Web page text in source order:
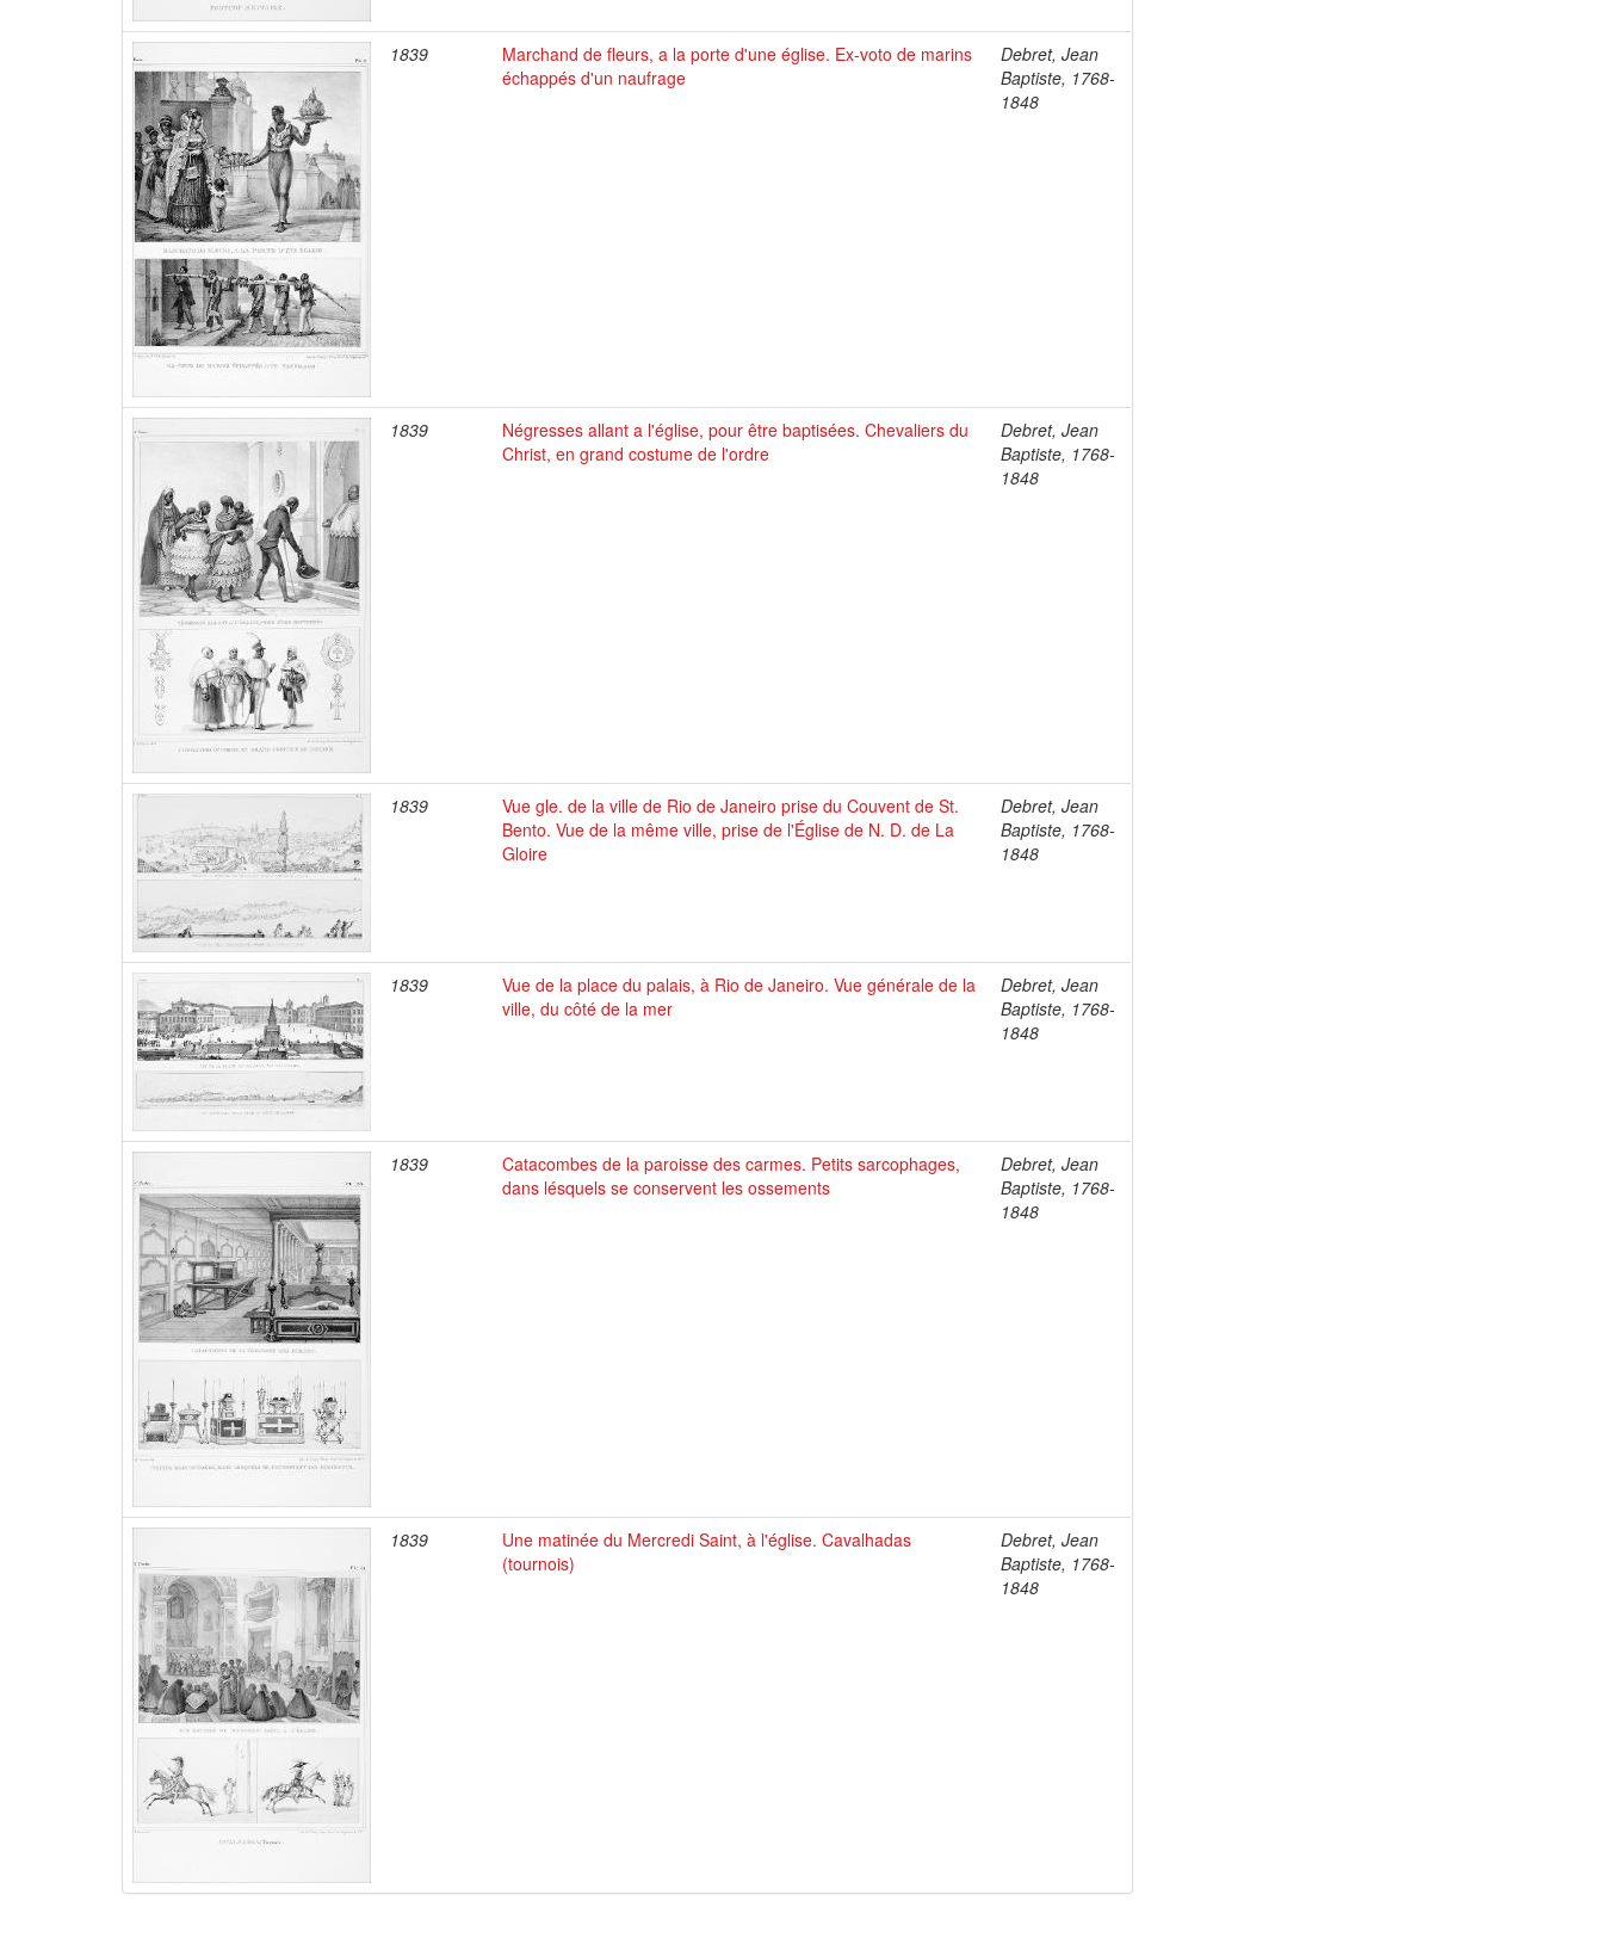
1839
Marchand de fleurs, a la porte d'une église. Ex-voto de marins
échappés d'un naufrage
Debret, Jean
Baptiste, 1768-
1848
1839
Négresses allant a l'église, pour être baptisées. Chevaliers du
Christ, en grand costume de l'ordre
Debret, Jean
Baptiste, 1768-
1848
1839
Vue gle. de la ville de Rio de Janeiro prise du Couvent de St.
Bento. Vue de la même ville, prise de l'Église de N. D. de La
Gloire
Debret, Jean
Baptiste, 1768-
1848
1839
Vue de la place du palais, à Rio de Janeiro. Vue générale de la
ville, du côté de la mer
Debret, Jean
Baptiste, 1768-
1848
1839
Catacombes de la paroisse des carmes. Petits sarcophages,
dans lésquels se conservent les ossements
Debret, Jean
Baptiste, 1768-
1848
1839
Une matinée du Mercredi Saint, à l'église. Cavalhadas
(tournois)
Debret, Jean
Baptiste, 1768-
1848